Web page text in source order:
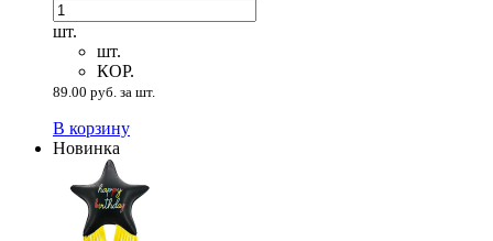
шт.
шт.
КОР.
89.00 руб. за шт.
В корзину
Новинка